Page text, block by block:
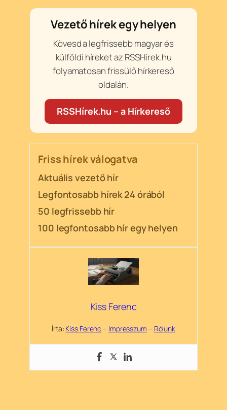
Vezető hírek egy helyen
Kövesd a legfrissebb magyar és
külföldi híreket az RSSHírek.hu
folyamatosan frissülő hírkereső
oldalán.
RSSHírek.hu – a Hírkereső
Friss hírek válogatva
Aktuális vezető hír
Legfontosabb hírek 24 órából
50 legfrissebb hír
100 legfontosabb hír egy helyen
Kiss Ferenc
Írta: Kiss Ferenc – Impresszum – Rólunk